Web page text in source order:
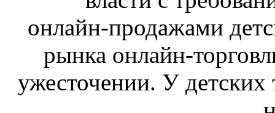
онлайн‑продажами
рынка онлайн-
ужесточении. У детских